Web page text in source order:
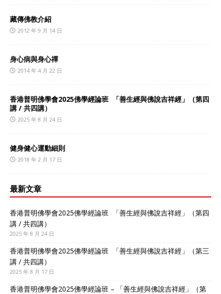
藏傳佛教介紹
2012 年 9 月 14 日
身心病與身心禪
2014 年 4 月 22 日
香港普明佛學會2025佛學經論班 「善生經與佛說吉祥經」（第四
講 / 共四講）
2025 年 8 月 24 日
健身健心運動細則
2018 年 2 月 17 日
最新文章
香港普明佛學會2025佛學經論班 「善生經與佛說吉祥經」（第四
講 / 共四講）
2025 年 8 月 24 日
香港普明佛學會2025佛學經論班 「善生經與佛說吉祥經」（第三
講 / 共四講）
2025 年 8 月 17 日
香港普明佛學會2025佛學經論班 – 「善生經與佛說吉祥經」（第